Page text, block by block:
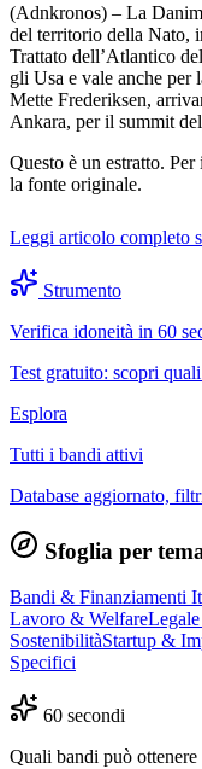
(Adnkronos) – La
del territorio della Nato,
Trattato dell’Atlantico
gli Usa e vale anche per
Mette Frederiksen,
Ankara, per il summit
Questo è un estratto.
la fonte originale.
Leggi articolo completo
Strumento
Verifica idoneità in 60
Test gratuito: scopri
Esplora
Tutti i bandi attivi
Database aggiornato,
Sfoglia per
Bandi & Finanziamenti
Lavoro & Welfare
SostenibilitàStartup &
Specifici
60 secondi
Quali bandi può ottenere